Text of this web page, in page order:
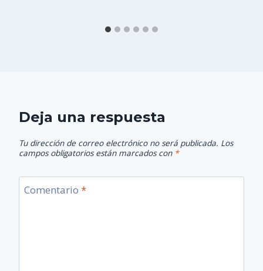
Deja una respuesta
Tu dirección de correo electrónico no será publicada. Los
campos obligatorios están marcados con *
Comentario *